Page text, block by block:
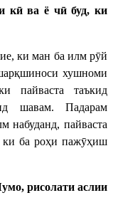
кӣ ва ё чӣ буд, ки
ки ман ба илм рӯй
хушноми
пайваста таъкид
шавам. Падарам
набуданд, пайваста
ки ба роҳи пажӯҳиш
рисолати аслии